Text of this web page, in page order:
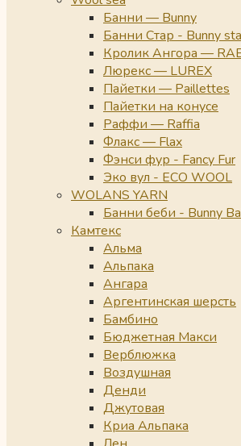
Банни — Bunny
Банни Стар - Bunny
Кролик Ангора —
Люрекс — LUREX
Пайетки — Paillettes
Пайетки на конусе
Раффи — Raffia
Флакс — Flax
Фэнси фур - Fancy Fur
Эко вул - ECO WOOL
WOLANS YARN
Банни беби - Bunny
Камтекс
Альма
Альпака
Ангара
Аргентинская шерсть
Бамбино
Бюджетная Макси
Верблюжка
Воздушная
Денди
Джутовая
Криа Альпака